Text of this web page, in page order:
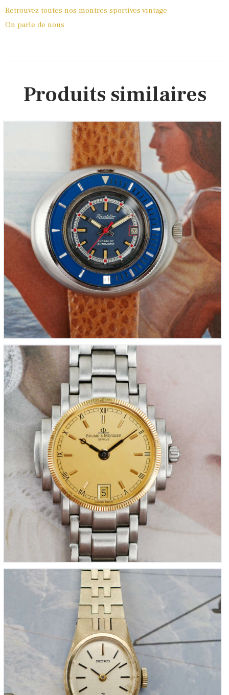
Retrouvez toutes nos montres sportives vintage
On parle de nous
Produits similaires
MONTDOR Pebble « Lady mini-Submariner »
(Vintage 1970)
850 00€
BAUME & MERCIER Shogun Lady « Le meilleur des
Nineties » pour femme (Vintage 1990)
00€
SEIKO Quartz « Montre-bijou de cocktail dorée »
pour femme (Vintage 1980)
390 00€